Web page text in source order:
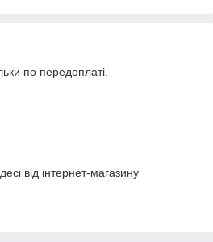
по передоплаті.
від інтернет-магазину